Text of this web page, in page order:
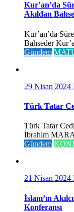
Kur’an’da
Akıldan
Kur’an’da
Bahseder
Gündem
29 Nisan 2024
Türk Tatar
Türk Tatar
İbrahim
Gündem
21 Nisan 2024
İslam’ın
Konferansı